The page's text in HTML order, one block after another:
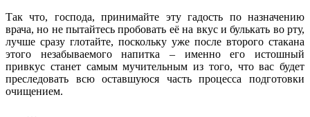
Так что, господа, принимайте эту гадость по назначению
врача, но не пытайтесь пробовать её на вкус и булькать во рту,
лучше сразу глотайте, поскольку уже после второго стакана
этого незабываемого напитка – именно его истошный
привкус станет самым мучительным из того, что вас будет
преследовать всю оставшуюся часть процесса подготовки
очищением.
…